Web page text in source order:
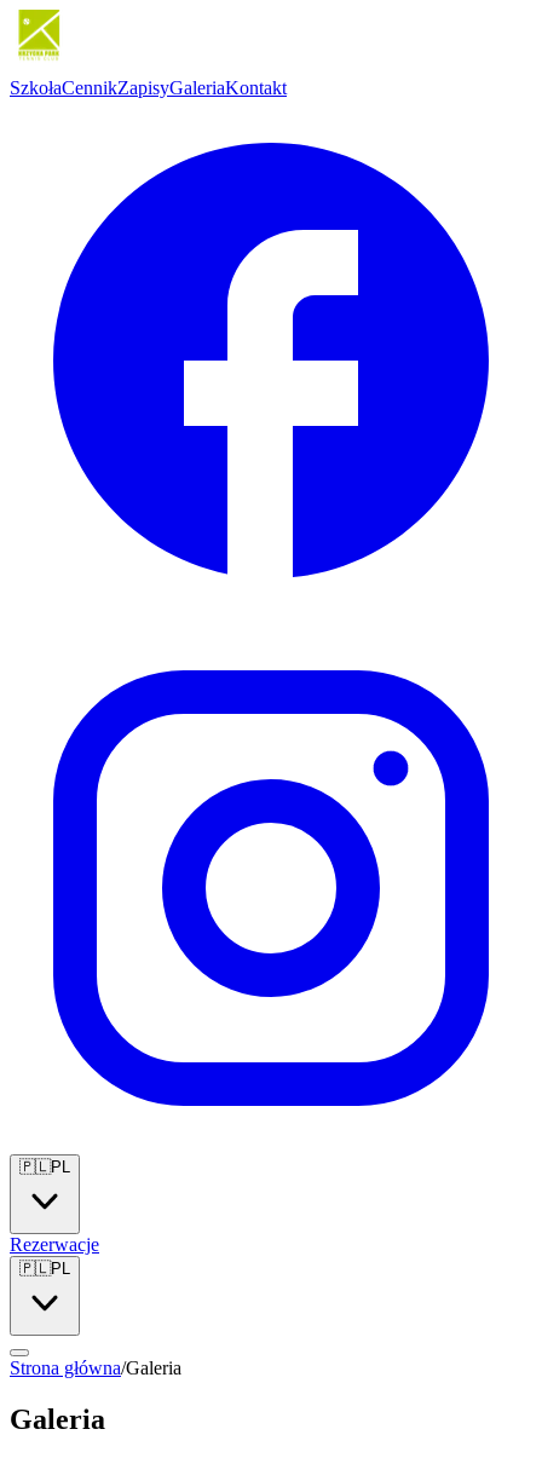
SzkołaCennikZapisyGaleriaKontakt
🇵🇱PL
Rezerwacje
🇵🇱PL
Strona główna/Galeria
Galeria